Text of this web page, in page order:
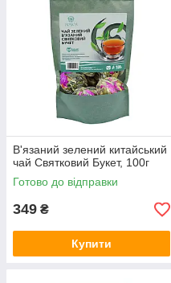
В'язаний зелений китайський
чай Святковий Букет, 100г
Готово до відправки
349 ₴
Купити